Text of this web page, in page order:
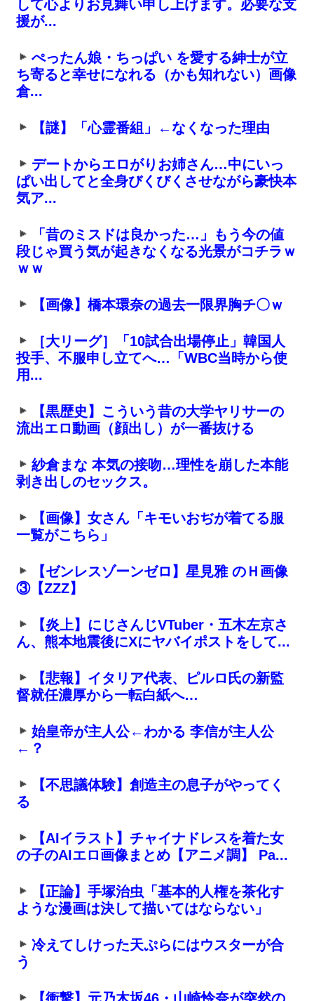
して心よりお見舞い申し上げます。必要な支
援が...
ぺったん娘・ちっぱい を愛する紳士が立
ち寄ると幸せになれる（かも知れない）画像
倉...
【謎】「心霊番組」←なくなった理由
デートからエロがりお姉さん…中にいっ
ぱい出してと全身びくびくさせながら豪快本
気ア...
「昔のミスドは良かった…」もう今の値
段じゃ買う気が起きなくなる光景がコチラｗ
ｗｗ
【画像】橋本環奈の過去一限界胸チ〇ｗ
［大リーグ］「10試合出場停止」韓国人
投手、不服申し立てへ…「WBC当時から使
用...
【黒歴史】こういう昔の大学ヤリサーの
流出エロ動画（顔出し）が一番抜ける
紗倉まな 本気の接吻…理性を崩した本能
剥き出しのセックス。
【画像】女さん「キモいおぢが着てる服
一覧がこちら」
【ゼンレスゾーンゼロ】星見雅 のＨ画像
③【ZZZ】
【炎上】にじさんじVTuber・五木左京さ
ん、熊本地震後にXにヤバイポストをして...
【悲報】イタリア代表、ピルロ氏の新監
督就任濃厚から一転白紙へ…
始皇帝が主人公←わかる 李信が主人公
←？
【不思議体験】創造主の息子がやってく
る
【AIイラスト】チャイナドレスを着た女
の子のAIエロ画像まとめ【アニメ調】 Pa...
【正論】手塚治虫「基本的人権を茶化す
ような漫画は決して描いてはならない」
冷えてしけった天ぷらにはウスターが合
う
【衝撃】元乃木坂46・山崎怜奈が突然の